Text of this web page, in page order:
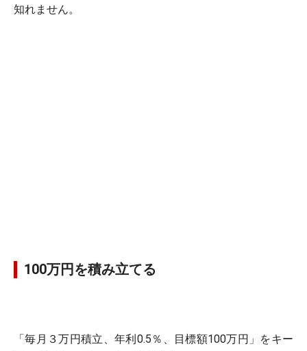
知れません。
100万円を積み立てる
「毎月３万円積立、年利0.5％、目標額100万円」をキー